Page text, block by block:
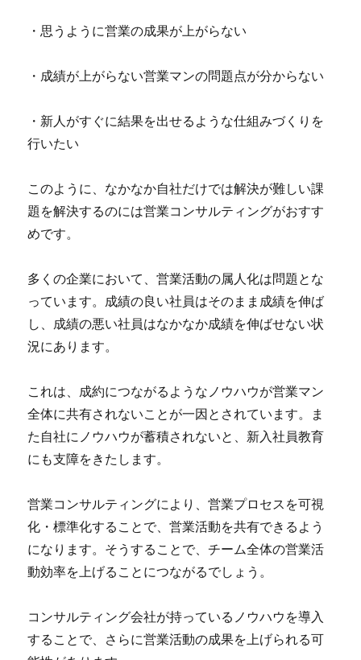
・思うように営業の成果が上がらない
・成績が上がらない営業マンの問題点が分からない
・新人がすぐに結果を出せるような仕組みづくりを
行いたい
このように、なかなか自社だけでは解決が難しい課
題を解決するのには営業コンサルティングがおすす
めです。
多くの企業において、営業活動の属人化は問題とな
っています。成績の良い社員はそのまま成績を伸ば
し、成績の悪い社員はなかなか成績を伸ばせない状
況にあります。
これは、成約につながるようなノウハウが営業マン
全体に共有されないことが一因とされています。ま
た自社にノウハウが蓄積されないと、新入社員教育
にも支障をきたします。
営業コンサルティングにより、営業プロセスを可視
化・標準化することで、営業活動を共有できるよう
になります。そうすることで、チーム全体の営業活
動効率を上げることにつながるでしょう。
コンサルティング会社が持っているノウハウを導入
することで、さらに営業活動の成果を上げられる可